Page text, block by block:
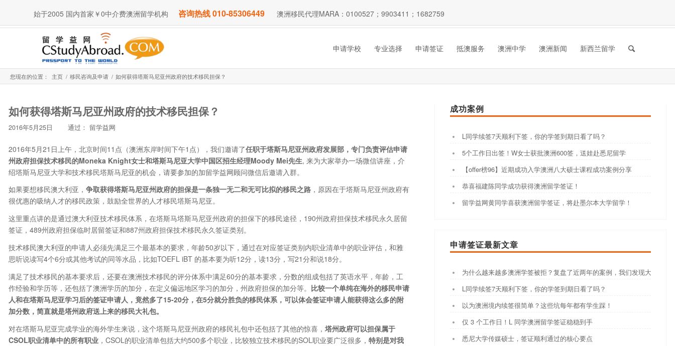
始于2005 国内首家￥0中介费澳洲留学机构 咨询热线 010-85306449 澳洲移民代理MARA：0100527；9903411；1682759
申请学校 专业选择 申请签证 抵澳服务 澳洲中学 澳洲新闻 新西兰留学
您现在的位置： 主页 / 移民咨询及申请 / 如何获得塔斯马尼亚州政府的技术移民担保？
如何获得塔斯马尼亚州政府的技术移民担保？
2016年5月25日 通过： 留学益网
2016年5月21日上午，北京时间11点（澳洲东岸时间下午1点），我们邀请了任职于塔斯马尼亚州政府发展部，专门负责评估申请
州政府担保技术移民的Moneka Knight女士和塔斯马尼亚大学中国区招生经理Moody Mei先生, 来为大家举办一场微信讲座，介
绍塔斯马尼亚大学和技术移民塔斯马尼亚的机会，请要参加的加留学益网顾问微信后邀请入群。
如果要想移民澳大利亚， 争取获得塔斯马尼亚州政府的担保是一条独一无二和无可比拟的移民之路 ，原因在于塔斯马尼亚州政府有
很优惠的吸纳人才的移民政策，鼓励全世界的人才移民塔斯马尼亚。
这里重点讲的是通过澳大利亚技术移民体系，在塔斯马塔斯马尼亚州政府的担保下的移民途径，190州政府担保技术移民永久居留
签证，489州政府担保临时居留签证和887州政府担保技术移民永久签证类别。
技术移民澳大利亚的申请人必须先满足三个最基本的要求，年龄50岁以下，通过在对应签证类别内职业清单中的职业评估，和雅
思听说读写4个6分或其他考试的同等水品，比如TOEFL iBT 的基本要为听12分，读13分，写21分和说18分。
满足了技术移民的基本要求后，还要在澳洲技术移民的评分体系中满足60分的基本要求，分数的组成包括了英语水平，年龄，工
作经验和学历等，还包括了澳洲学历的加分，在定义偏远地区学习的加分，州政府担保的加分等。 比较一个单纯在海外的移民申请
人和在塔斯马尼亚学习后的签证申请人，竟然多了15-20分，在5分就分胜负的移民体系，可以体会签证申请人能获得这么多的附
加分数，简直就是塔州政府送上来的移民大礼包。
对在塔斯马尼亚完成学业的海外学生来说，这个塔斯马尼亚州政府的移民礼包中还包括了其他的惊喜， 塔州政府可以担保属于
CSOL职业清单中的所有职业 ，CSOL的职业清单包括大约500多个职业，比较独立技术移民的SOL职业要广泛很多， 特别是对我
成功案例
L同学续签7天顺利下签，你的学签到期日看了吗？
5个工作日出签！W女士获批澳洲600签，送娃赴悉尼留学
【offer榜96】近期成功入学澳洲八大硕士课程成功案例分享
恭喜福建陈同学成功获得澳洲留学签证！
留学益网黄同学喜获澳洲留学签证，将赴墨尔本大学留学！
申请签证最新文章
为什么越来越多澳洲学签被拒？复盘了近两年的案例，我们发现大家都踩
L同学续签7天顺利下签，你的学签到期日看了吗？
以为澳洲境内续签很简单？这些坑每年都有学生踩！
仅 3 个工作日！L 同学澳洲留学签证稳稳到手
悉尼大学传媒硕士，签证顺利通过的核心要点